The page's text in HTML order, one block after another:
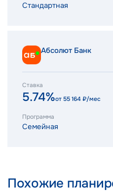
Стандартная
Абсолют Банк
Ставка
5.74%от 55 164₽/мес
Программа
Семейная
Похожие